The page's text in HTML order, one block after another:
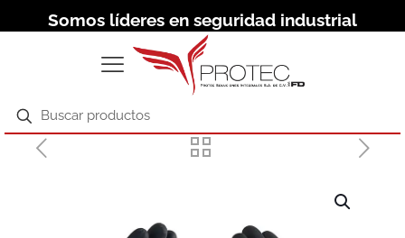
Somos líderes en seguridad industrial